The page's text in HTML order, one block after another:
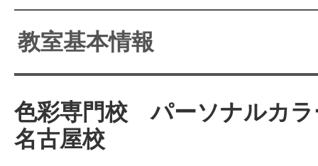
の香りに包まれることで、自分自
は一生付き合っていきたいですね♪
教室基本情報
色彩専門校 パーソナルカラ
名古屋校